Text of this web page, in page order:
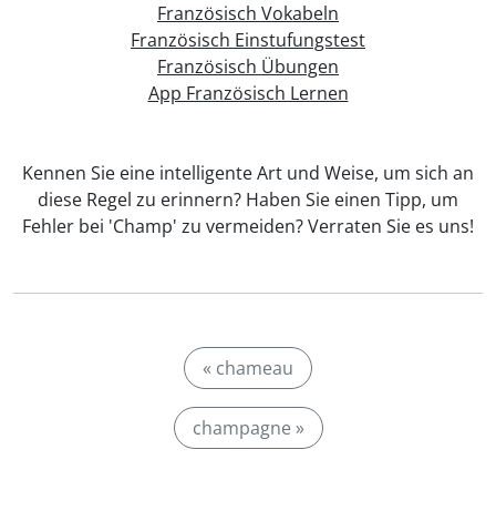
Französisch Vokabeln
Französisch Einstufungstest
Französisch Übungen
App Französisch Lernen
Kennen Sie eine intelligente Art und Weise, um sich an
diese Regel zu erinnern? Haben Sie einen Tipp, um
Fehler bei 'Champ' zu vermeiden? Verraten Sie es uns!
« chameau
champagne »